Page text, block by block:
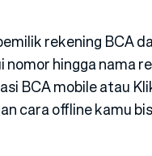
rekening BCA
hingga nama
BCA mobile atau
cara offline kamu